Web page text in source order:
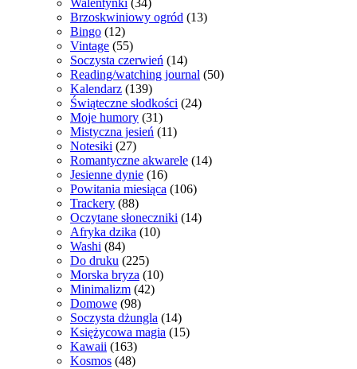
Walentynki (34)
Brzoskwiniowy ogród (13)
Bingo (12)
Vintage (55)
Soczysta czerwień (14)
Reading/watching journal (50)
Kalendarz (139)
Świąteczne słodkości (24)
Moje humory (31)
Mistyczna jesień (11)
Notesiki (27)
Romantyczne akwarele (14)
Jesienne dynie (16)
Powitania miesiąca (106)
Trackery (88)
Oczytane słoneczniki (14)
Afryka dzika (10)
Washi (84)
Do druku (225)
Morska bryza (10)
Minimalizm (42)
Domowe (98)
Soczysta dżungla (14)
Księżycowa magia (15)
Kawaii (163)
Kosmos (48)